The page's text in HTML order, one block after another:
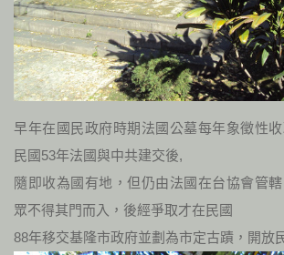
早年在國民政府時期法國公墓每年象徵性
民國53年法國與中共建交後,
隨即收為國有地，但仍由法國在台協會管
眾不得其門而入，後經爭取才在民國
88年移交基隆市政府並劃為市定古蹟，開放